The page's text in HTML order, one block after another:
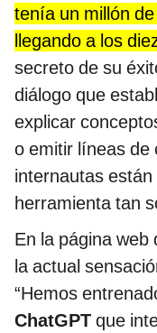
tenía un millón
llegando a los
secreto de su
diálogo que
explicar
o emitir líneas de
internautas
herramienta tan
En la página web
la actual
“Hemos
ChatGPT que